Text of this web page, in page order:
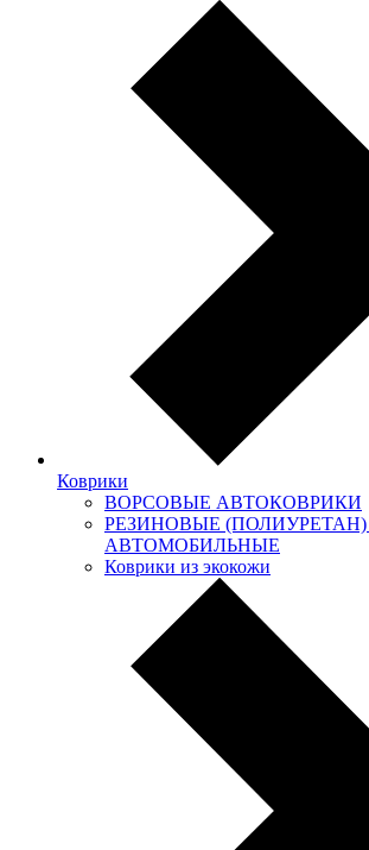
Коврики
ВОРСОВЫЕ АВТОКОВРИКИ
РЕЗИНОВЫЕ
АВТОМОБИЛЬНЫЕ
Коврики из экокожи